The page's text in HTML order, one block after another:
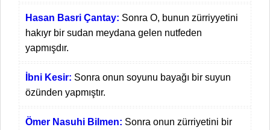
Hasan Basri Çantay: Sonra O, bunun zürriyyetini
hakıyr bir sudan meydana gelen nutfeden
yapmışdır.
İbni Kesir: Sonra onun soyunu bayağı bir suyun
özünden yapmıştır.
Ömer Nasuhi Bilmen: Sonra onun zürriyetini bir